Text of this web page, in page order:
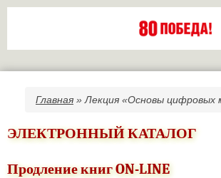
Вы здесь
Главная » Лекция «Основы цифровых
ЭЛЕКТРОННЫЙ КАТАЛОГ
Продление книг ON-LINE